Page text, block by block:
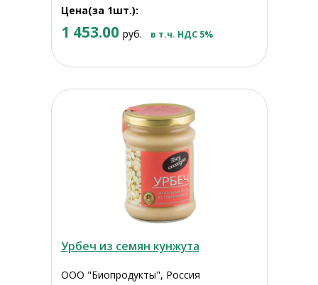
Цена(за 1шт.):
1 453.00 руб. в т.ч. НДС 5%
Урбеч из семян кунжута
ООО "Биопродукты", Россия